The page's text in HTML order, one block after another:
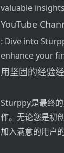
valuable
YouTube
: Dive into
enhance your
用坚固的经验
Sturppy是最终
作。无论您是初
加入满意的用户